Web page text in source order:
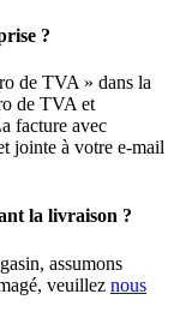
?
de TVA » dans la
de TVA et
facture avec
jointe à votre e-mail
la livraison ?
assumons
veuillez nous